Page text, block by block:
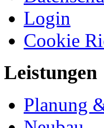
Login
Cookie
Leistungen
Planung